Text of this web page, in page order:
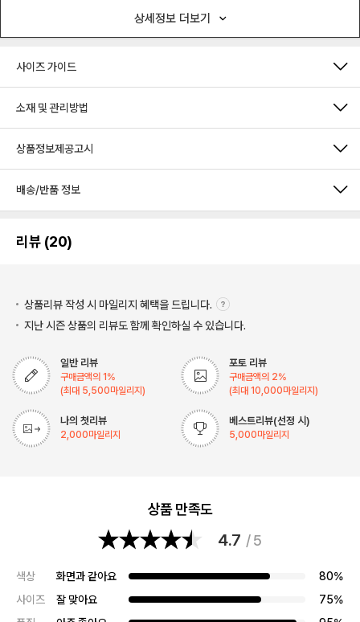
상세정보 더보기
사이즈 가이드
소재 및 관리방법
상품정보제공고시
배송/반품 정보
리뷰 (20)
상품리뷰 작성 시 마일리지 혜택을 드립니다.
지난 시즌 상품의 리뷰도 함께 확인하실 수 있습니다.
일반 리뷰
구매금액의 1 %
(최대 5,500마일리지)
포토 리뷰
구매금액의 2%
(최대 10,000마일리지)
나의 첫리뷰
2,000마일리지
베스트리뷰(선정 시)
5,000마일리지
상품 만족도
4.7 / 5
색상 화면과 같아요
80%
사이즈
잘 맞아요
75%